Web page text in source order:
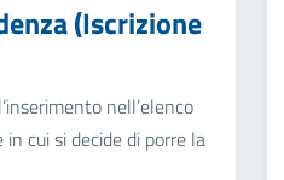
(Iscrizione
nell’elenco
cui si decide di porre la